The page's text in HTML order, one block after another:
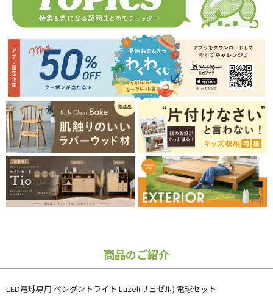
商品のご紹介
LED電球専用 ペンダントライト Luzel(リュゼル) 電球セット